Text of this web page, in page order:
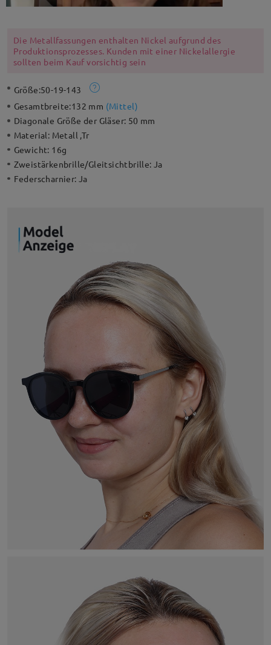
Die Metallfassungen enthalten Nickel aufgrund des
Produktionsprozesses. Kunden mit einer Nickelallergie
sollten beim Kauf vorsichtig sein
Größe:50-19-143
Gesamtbreite:132 mm (Mittel)
Diagonale Größe der Gläser: 50 mm
Material: Metall ,Tr
Gewicht: 16g
Zweistärkenbrille/Gleitsichtbrille:Ja
Federscharnier:Ja